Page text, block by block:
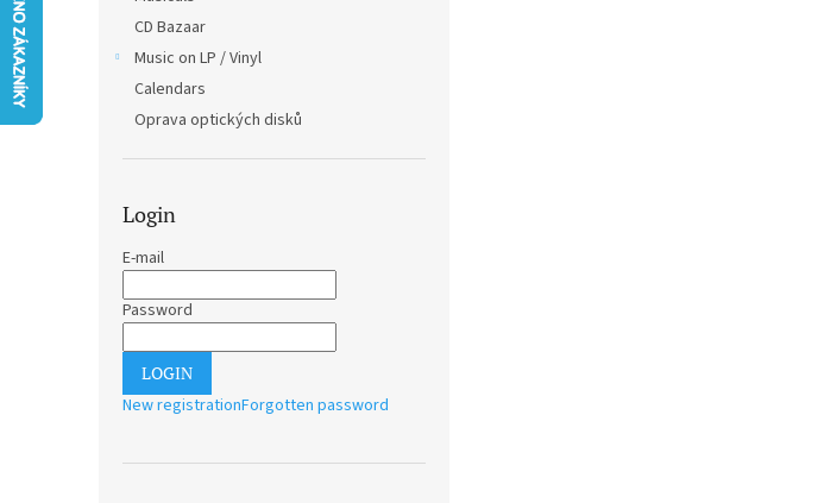
CD Bazaar
Music on LP / Vinyl
Calendars
Oprava optických disků
Login
E-mail
Password
LOGIN
New registrationForgotten password